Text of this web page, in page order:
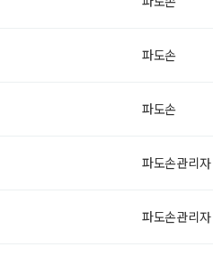
파도손
파도손
파도손관리자
파도손관리자